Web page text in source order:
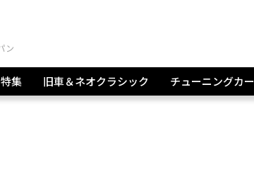
特集 旧車＆ネオクラシック チューニングカー